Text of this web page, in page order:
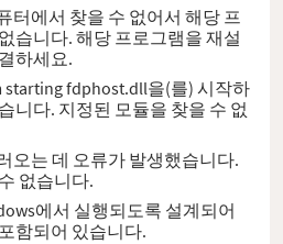
터에서 찾을 수 없어서 해당 프
습니다. 해당 프로그램을 재설
하세요.
starting fdphost.dll을(를) 시작하
니다. 지정된 모듈을 찾을 수 없
오는 데 오류가 발생했습니다.
없습니다.
에서 실행되도록 설계되어
함되어 있습니다.